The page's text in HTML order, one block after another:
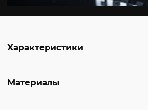
Характеристики
Материалы